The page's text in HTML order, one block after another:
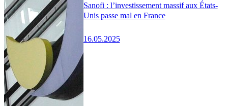
Sanofi : l’investissement massif aux États-
Unis passe mal en France
16.05.2025